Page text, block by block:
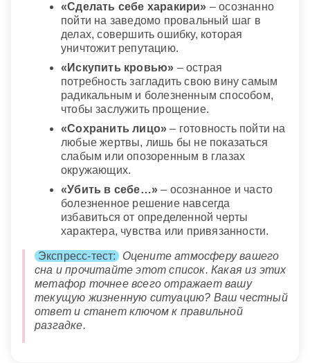
«Сделать себе харакири» – осознанно
пойти на заведомо провальный шаг в
делах, совершить ошибку, которая
уничтожит репутацию.
«Искупить кровью» – острая
потребность загладить свою вину самым
радикальным и болезненным способом,
чтобы заслужить прощение.
«Сохранить лицо» – готовность пойти на
любые жертвы, лишь бы не показаться
слабым или опозоренным в глазах
окружающих.
«Убить в себе…» – осознанное и часто
болезненное решение навсегда
избавиться от определенной черты
характера, чувства или привязанности.
Экспресс-тест:
Оцените атмосферу вашего
сна и прочитайте этот список. Какая из этих
метафор точнее всего отражает вашу
текущую жизненную ситуацию? Ваш честный
ответ и станет ключом к правильной
разгадке.